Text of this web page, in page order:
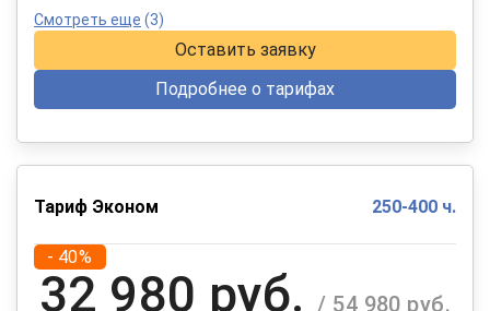
Смотреть еще (3)
Оставить заявку
Подробнее о тарифах
Тариф Эконом 250-400 ч.
- 40%
32 980 руб. / 54 980 руб.